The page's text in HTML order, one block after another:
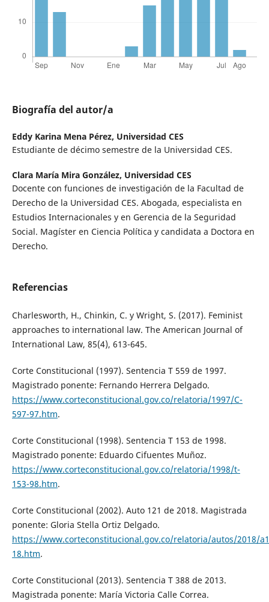
Biografía del autor/a
Eddy Karina Mena Pérez, Universidad CES
Estudiante de décimo semestre de la Universidad CES.
Clara María Mira González, Universidad CES
Docente con funciones de investigación de la Facultad de
Derecho de la Universidad CES. Abogada, especialista en
Estudios Internacionales y en Gerencia de la Seguridad
Social. Magíster en Ciencia Política y candidata a Doctora en
Derecho.
Referencias
Charlesworth, H., Chinkin, C. y Wright, S. (2017). Feminist
approaches to international law. The American Journal of
International Law, 85(4), 613-645.
Corte Constitucional (1997). Sentencia T 559 de 1997.
Magistrado ponente: Fernando Herrera Delgado.
https://www.corteconstitucional.gov.co/relatoria/1997/C-
597-97.htm.
Corte Constitucional (1998). Sentencia T 153 de 1998.
Magistrado ponente: Eduardo Cifuentes Muñoz.
https://www.corteconstitucional.gov.co/relatoria/1998/t-
153-98.htm.
Corte Constitucional (2002). Auto 121 de 2018. Magistrada
ponente: Gloria Stella Ortiz Delgado.
https://www.corteconstitucional.gov.co/relatoria/autos/2018/
18.htm.
Corte Constitucional (2013). Sentencia T 388 de 2013.
Magistrada ponente: María Victoria Calle Correa.